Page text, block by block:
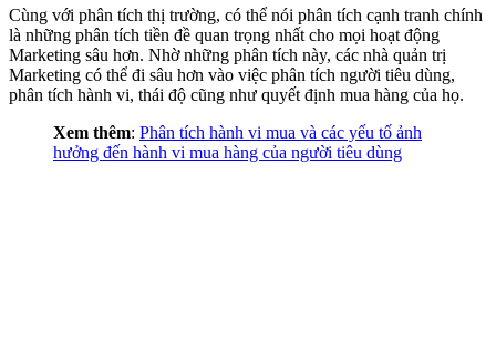
Cùng với phân tích thị trường, có thể nói phân tích cạnh tranh chính
là những phân tích tiền đề quan trọng nhất cho mọi hoạt động
Marketing sâu hơn. Nhờ những phân tích này, các nhà quản trị
Marketing có thể đi sâu hơn vào việc phân tích người tiêu dùng,
phân tích hành vi, thái độ cũng như quyết định mua hàng của họ.
Xem thêm: Phân tích hành vi mua và các yếu tố ảnh
hưởng đến hành vi mua hàng của người tiêu dùng